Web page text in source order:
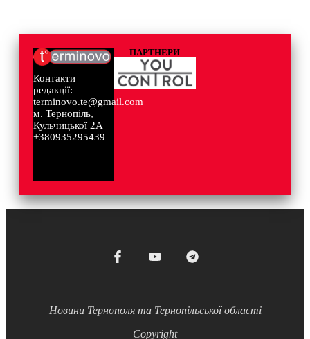
Контакти
редакції:
terminovo.te@gmail.com
м. Тернопіль,
Кульчицької 2А
+380935295439
ПАРТНЕРИ
Новини Тернополя та Тернопільської області
Copyright